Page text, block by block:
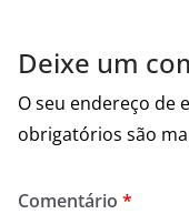
Deixe um
O seu endereço de
obrigatórios são
Comentário *